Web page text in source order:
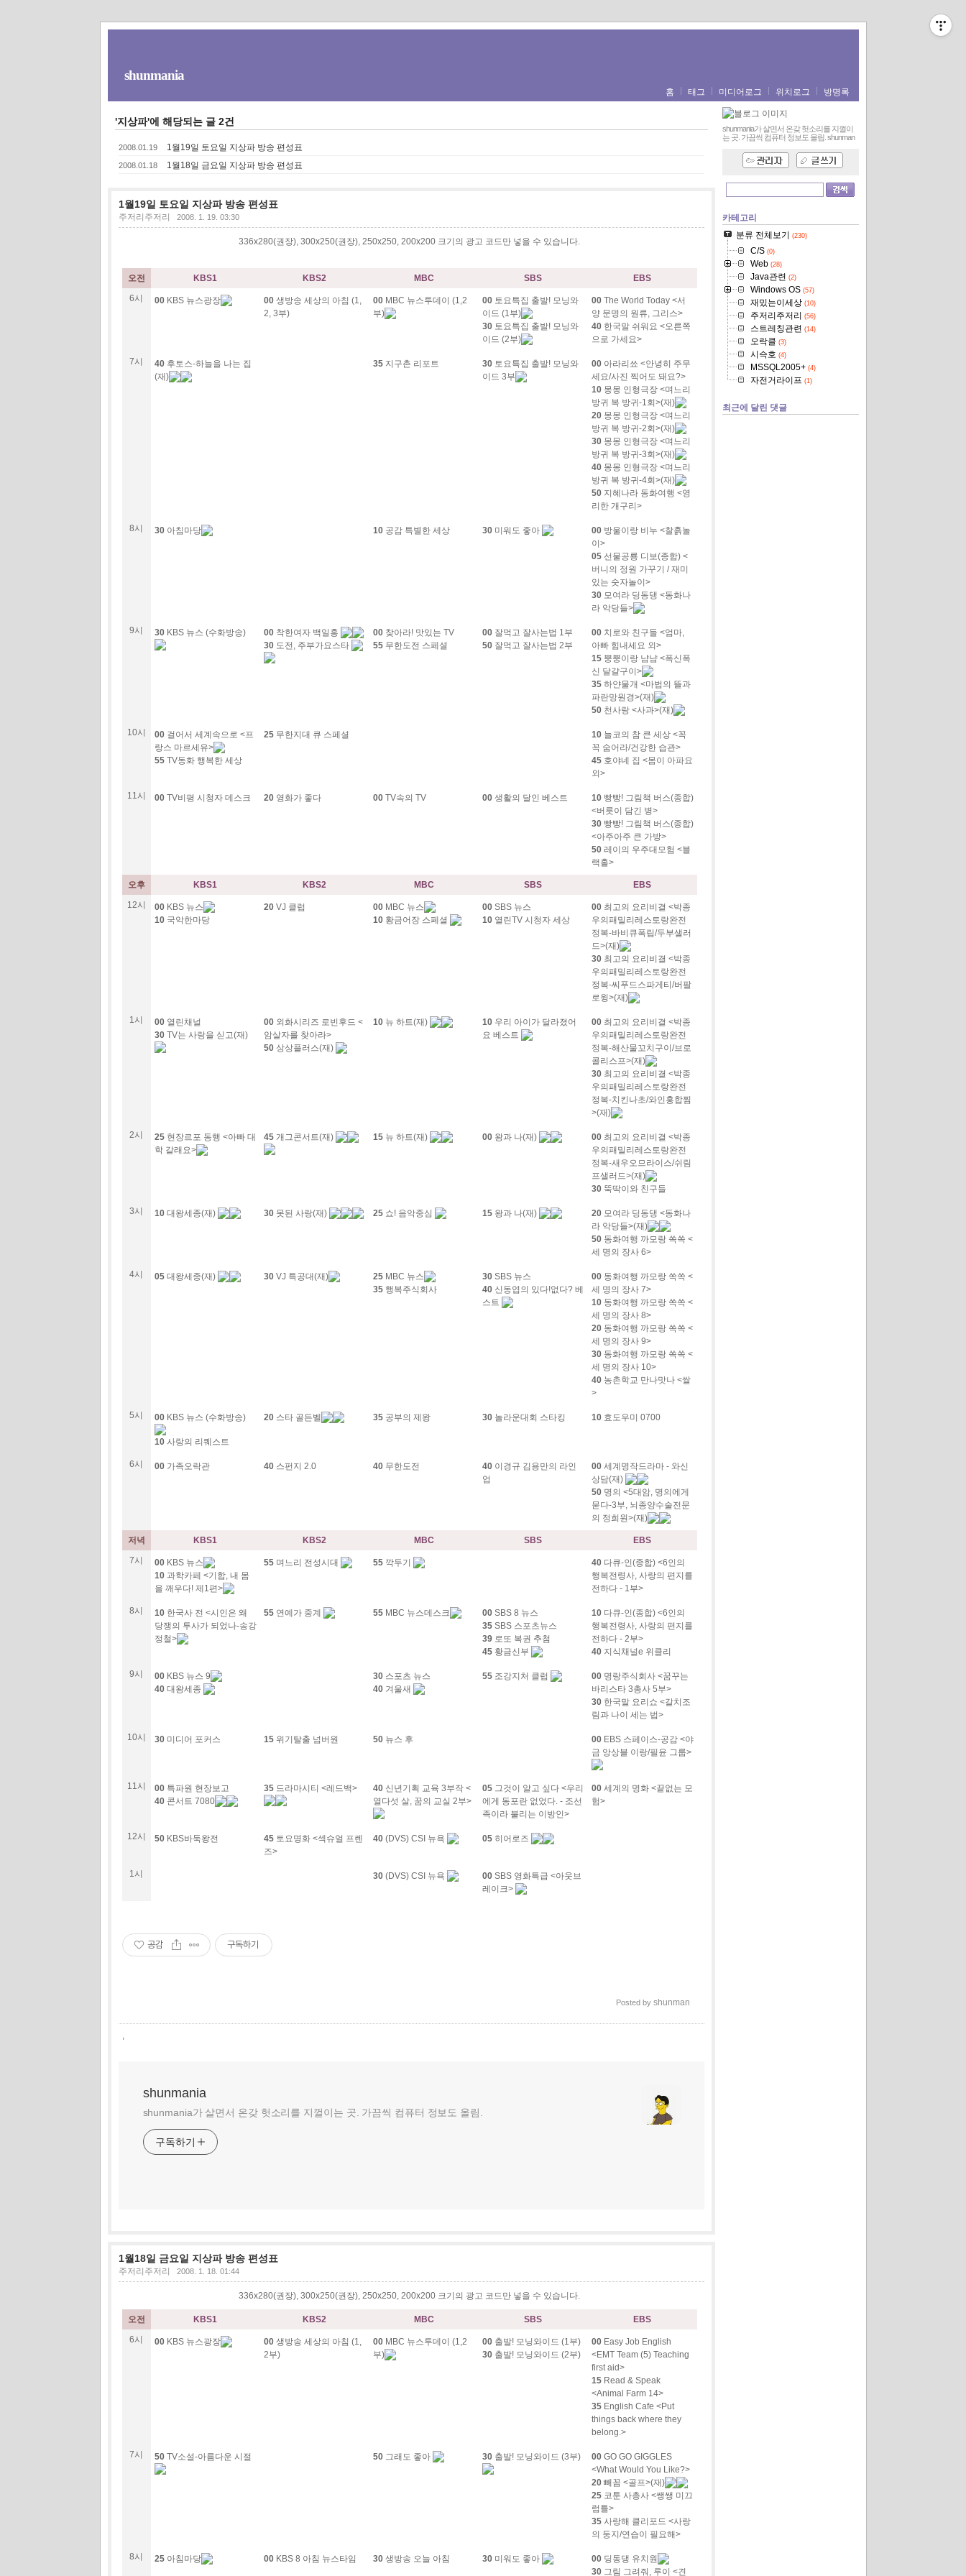
shunmania
홈 태그 미디어로그 위치로그 방명록
'지상파'에 해당되는 글 2건
2008.01.19 1월19일 토요일 지상파 방송 편성표
2008.01.18 1월18일 금요일 지상파 방송 편성표
1월19일 토요일 지상파 방송 편성표
주저리주저리 2008. 1. 19. 03:30
336x280(권장), 300x250(권장), 250x250, 200x200 크기의 광고 코드만 넣을 수 있습니다.
오전 KBS1 KBS2 MBC SBS
EBS
6시
00KBS 뉴스광장 00생방송 세상의 아침 (1,
2, 3부)
00MBC 뉴스투데이 (1,2
부)
00토요특집 출발! 모닝와
이드 (1부)
30토요특집 출발! 모닝와
이드 (2부)
00The World Today <서
양 문명의 원류, 그리스>
40한국말 쉬워요 <오른쪽
으로 가세요>
7시 40후토스-하늘을 나는 집
(재)
35지구촌 리포트 30토요특집 출발! 모닝와
이드 3부
00아라리쑈 <안녕히 주무
세요/사진 찍어도 돼요?>
10몽몽 인형극장 <며느리
방귀 복 방귀-1회>(재)
20몽몽 인형극장 <며느리
방귀 복 방귀-2회>(재)
30몽몽 인형극장 <며느리
방귀 복 방귀-3회>(재)
40몽몽 인형극장 <며느리
방귀 복 방귀-4회>(재)
50지혜나라 동화여행 <영
리한 개구리>
8시 30아침마당 10공감 특별한 세상 30미워도 좋아 00방울이랑 비누 <찰흙놀
이>
05선물공룡 디보(종합) <
버니의 정원 가꾸기 / 재미
있는 숫자놀이>
30모여라 딩동댕 <동화나
라 악당들>
9시 30KBS 뉴스 (수화방송) 00착한여자 백일홍
30도전, 주부가요스타
00찾아라! 맛있는 TV
55무한도전 스페셜
00잘먹고 잘사는법 1부
50잘먹고 잘사는법 2부
00치로와 친구들 <엄마,
아빠 힘내세요 외>
15뿡뿡이랑 냠냠 <폭신폭
신 달걀구이>
35하얀물개 <마법의 뜰과
파란망원경>(재)
50천사랑 <사과>(재)
10시 00걸어서 세계속으로 <프
랑스 마르세유>
55TV동화 행복한 세상
25무한지대 큐 스페셜 10늘코의 참 큰 세상 <꼭
꼭 숨어라/건강한 습관>
45호야네 집 <몸이 아파요
외>
11시 00TV비평 시청자 데스크 20영화가 좋다 00TV속의 TV 00생활의 달인 베스트 10빵빵! 그림책 버스(종합)
<버릇이 담긴 병>
30빵빵! 그림책 버스(종합)
<아주아주 큰 가방>
50레이의 우주대모험 <블
랙홀>
오후 KBS1 KBS2 MBC SBS
EBS
12시
00KBS 뉴스
10국악한마당
20VJ 클럽 00MBC 뉴스
10황금어장 스페셜
00SBS 뉴스
10열린TV 시청자 세상
00최고의 요리비결 <박종
우의패밀리레스토랑완전
정복-바비큐폭립/두부샐러
드>(재)
30최고의 요리비결 <박종
우의패밀리레스토랑완전
정복-씨푸드스파게티/버팔
로윙>(재)
1시 00열린채널
30TV는 사랑을 싣고(재)
00외화시리즈 로빈후드 <
암살자를 찾아라>
50상상플러스(재)
10뉴 하트(재) 10우리 아이가 달라졌어
요 베스트
00최고의 요리비결 <박종
우의패밀리레스토랑완전
정복-해산물꼬치구이/브로
콜리스프>(재)
30최고의 요리비결 <박종
우의패밀리레스토랑완전
정복-치킨나초/와인홍합찜
>(재)
2시 25현장르포 동행 <아빠 대
학 갈래요>
45개그콘서트(재) 15뉴 하트(재) 00왕과 나(재) 00최고의 요리비결 <박종
우의패밀리레스토랑완전
정복-새우오므라이스/쉬림
프샐러드>(재)
30뚝딱이와 친구들
3시 10대왕세종(재) 30못된 사랑(재) 25쇼! 음악중심 15왕과 나(재) 20모여라 딩동댕 <동화나
라 악당들>(재)
50동화여행 까모랑 쏙쏙 <
세 명의 장사 6>
4시 05대왕세종(재) 30VJ 특공대(재) 25MBC 뉴스
35행복주식회사
30SBS 뉴스
40신동엽의 있다!없다? 베
스트
00동화여행 까모랑 쏙쏙 <
세 명의 장사 7>
10동화여행 까모랑 쏙쏙 <
세 명의 장사 8>
20동화여행 까모랑 쏙쏙 <
세 명의 장사 9>
30동화여행 까모랑 쏙쏙 <
세 명의 장사 10>
40농촌학교 만나맛나 <쌀
>
5시 00KBS 뉴스 (수화방송)
10사랑의 리퀘스트
20스타 골든벨 35공부의 제왕 30놀라운대회 스타킹 10효도우미 0700
6시 00가족오락관 40스펀지 2.0 40무한도전 40이경규 김용만의 라인
업
00세계명작드라마 - 와신
상담(재)
50명의 <5대암, 명의에게
묻다-3부, 뇌종양수술전문
의 정희원>(재)
저녁 KBS1 KBS2 MBC SBS
EBS
7시
00KBS 뉴스
10과학카페 <기합, 내 몸
을 깨우다! 제1편>
55며느리 전성시대 55깍두기 40다큐-인(종합) <6인의
행복전령사, 사랑의 편지를
전하다 - 1부>
8시 10한국사 전 <시인은 왜
당쟁의 투사가 되었나-송강
정철>
55연예가 중계 55MBC 뉴스데스크 00SBS 8 뉴스
35SBS 스포츠뉴스
39로또 복권 추첨
45황금신부
10다큐-인(종합) <6인의
행복전령사, 사랑의 편지를
전하다 - 2부>
40지식채널e 위클리
9시 00KBS 뉴스 9
40대왕세종
30스포츠 뉴스
40겨울새
55조강지처 클럽 00명랑주식회사 <꿈꾸는
바리스타 3총사 5부>
30한국말 요리쇼 <갈치조
림과 나이 세는 법>
10시 30미디어 포커스 15위기탈출 넘버원 50뉴스 후 00EBS 스페이스-공감 <야
금 앙상블 이랑/필윤 그룹>
11시 00특파원 현장보고
40콘서트 7080
35드라마시티 <레드백> 40신년기획 교육 3부작 <
열다섯 살, 꿈의 교실 2부>
05그것이 알고 싶다 <우리
에게 동포란 없었다. - 조선
족이라 불리는 이방인>
00세계의 명화 <끝없는 모
험>
12시 50KBS바둑왕전 45토요명화 <섹슈얼 프렌
즈>
40(DVS) CSI 뉴욕 05히어로즈
1시 30(DVS) CSI 뉴욕 00SBS 영화특급 <아웃브
레이크>
공감 구독하기
Posted by shunman
shunmania
shunmania가 살면서 온갖 헛소리를 지껄이는 곳. 가끔씩 컴퓨터 정보도 올림.
구독하기
1월18일 금요일 지상파 방송 편성표
주저리주저리 2008. 1. 18. 01:44
336x280(권장), 300x250(권장), 250x250, 200x200 크기의 광고 코드만 넣을 수 있습니다.
오전 KBS1 KBS2 MBC SBS
EBS
6시
00KBS 뉴스광장 00생방송 세상의 아침 (1,
2부)
00MBC 뉴스투데이 (1,2
부)
00출발! 모닝와이드 (1부)
30출발! 모닝와이드 (2부)
00Easy Job English
<EMT Team (5) Teaching
first aid>
15Read & Speak
<Animal Farm 14>
35English Cafe <Put
things back where they
belong.>
7시 50TV소설-아름다운 시절 50그래도 좋아 30출발! 모닝와이드 (3부) 00GO GO GIGGLES
<What Would You Like?>
20빼꼼 <골프>(재)
25코툰 사총사 <쌩쌩 미끄
럼틀>
35사랑해 클리포드 <사랑
의 둥지/연습이 필요해>
8시 25아침마당 00KBS 8 아침 뉴스타임 30생방송 오늘 아침 30미워도 좋아 00딩동댕 유치원
30그림 그려줘, 루이 <견
shunmania가 살면서 온갖 헛소리를 지껄이
는 곳. 가끔씩 컴퓨터 정보도 올림. shunman
카테고리
분류 전체보기
(230)
C/S(0)
Web(28)
Java관련 (2)
Windows OS(57)
재밌는이세상(10)
주저리주저리 (56)
스트레칭관련 (14)
오락클 (3)
시슥호 (4)
MSSQL2005+(4)
자전거라이프 (1)
최근에 달린 댓글